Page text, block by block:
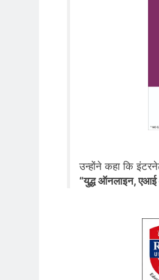
उन्होंने कहा कि
“युद्ध ऑनलाइन, एआई